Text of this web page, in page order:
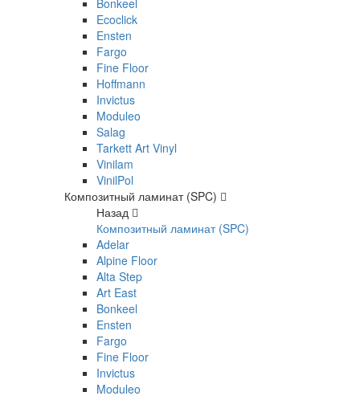
Bonkeel
Ecoclick
Ensten
Fargo
Fine Floor
Hoffmann
Invictus
Moduleo
Salag
Tarkett Art Vinyl
Vinilam
VinilPol
Композитный ламинат (SPC)
Назад
Композитный ламинат (SPC)
Adelar
Alpine Floor
Alta Step
Art East
Bonkeel
Ensten
Fargo
Fine Floor
Invictus
Moduleo